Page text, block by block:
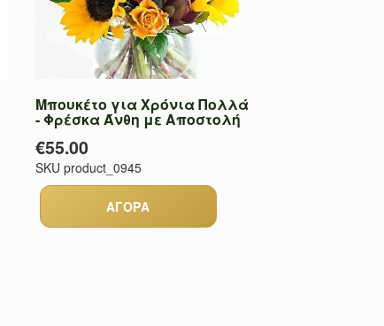
Μπουκέτο για Χρόνια Πολλά
- Φρέσκα Άνθη με Αποστολή
€55.00
SKU product_0945